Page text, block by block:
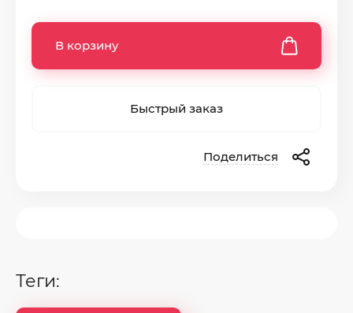
В корзину
Быстрый заказ
Поделиться
теги: